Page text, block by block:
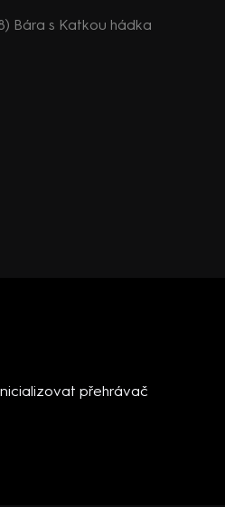
Bára s Katkou hádka
přehrávač